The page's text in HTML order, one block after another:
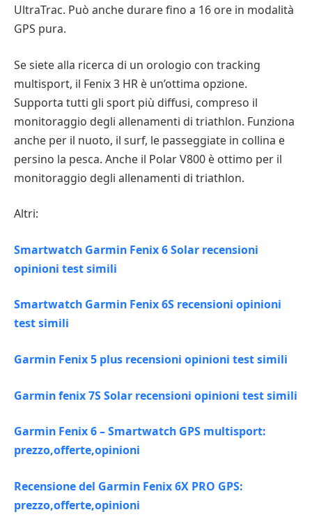
UltraTrac. Può anche durare fino a 16 ore in modalità
GPS pura.
Se siete alla ricerca di un orologio con tracking
multisport, il Fenix 3 HR è un’ottima opzione.
Supporta tutti gli sport più diffusi, compreso il
monitoraggio degli allenamenti di triathlon. Funziona
anche per il nuoto, il surf, le passeggiate in collina e
persino la pesca. Anche il Polar V800 è ottimo per il
monitoraggio degli allenamenti di triathlon.
Altri:
Smartwatch Garmin Fenix 6 Solar recensioni
opinioni test simili
Smartwatch Garmin Fenix 6S recensioni opinioni
test simili
Garmin Fenix 5 plus recensioni opinioni test simili
Garmin fenix 7S Solar recensioni opinioni test simili
Garmin Fenix 6 – Smartwatch GPS multisport:
prezzo,offerte,opinioni
Recensione del Garmin Fenix 6X PRO GPS:
prezzo,offerte,opinioni